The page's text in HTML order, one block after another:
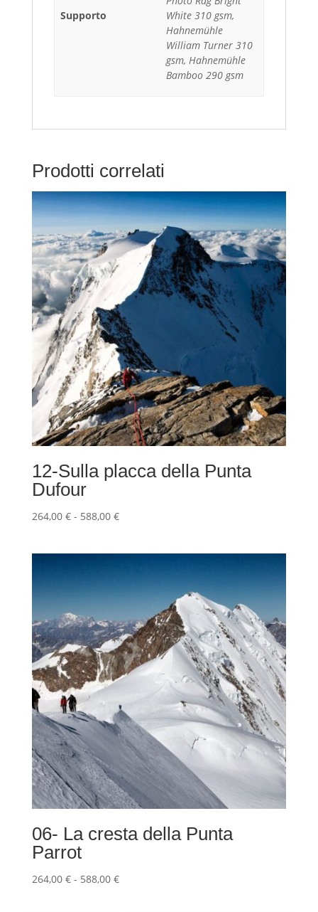
Supporto
White 310 gsm,
Hahnemühle
William Turner 310
gsm, Hahnemühle
Bamboo 290 gsm
Prodotti correlati
12-Sulla placca della Punta
Dufour
264,00 € - 588,00 €Fascia
588,00 €
06- La cresta della Punta
Parrot
264,00 € - 588,00 €Fascia